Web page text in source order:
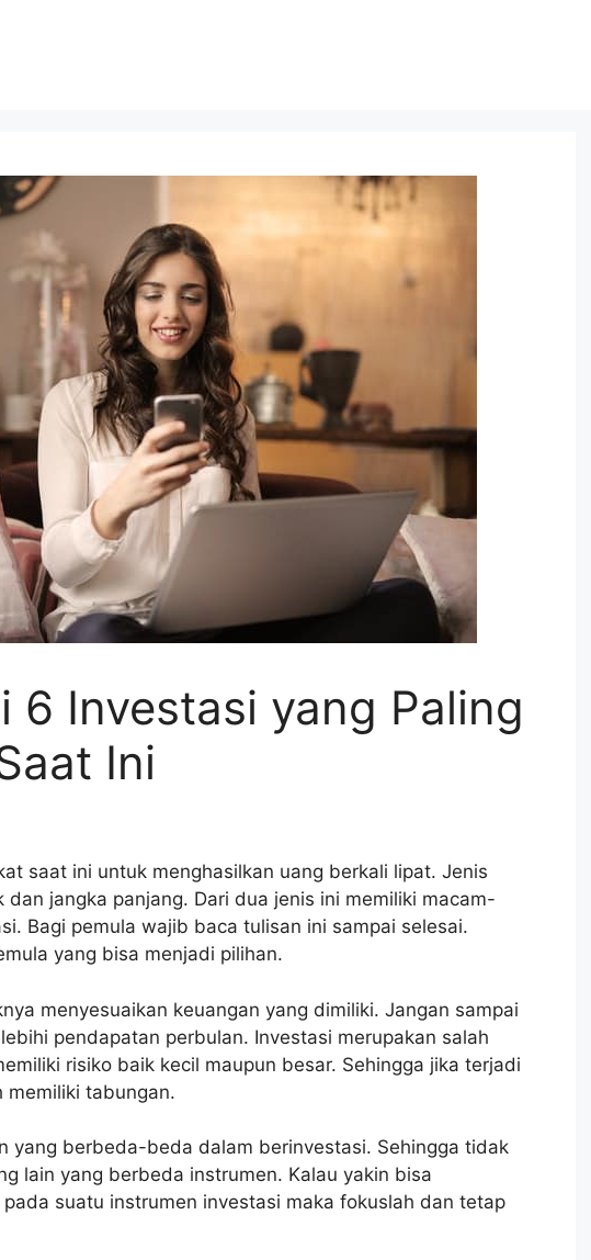
6 Investasi yang Paling
Ini
saat ini untuk menghasilkan uang berkali lipat. Jenis
jangka panjang. Dari dua jenis ini memiliki macam-
Bagi pemula wajib baca tulisan ini sampai selesai.
yang bisa menjadi pilihan.
menyesuaikan keuangan yang dimiliki. Jangan sampai
pendapatan perbulan. Investasi merupakan salah
risiko baik kecil maupun besar. Sehingga jika terjadi
memiliki tabungan.
yang berbeda-beda dalam berinvestasi. Sehingga tidak
lain yang berbeda instrumen. Kalau yakin bisa
suatu instrumen investasi maka fokuslah dan tetap